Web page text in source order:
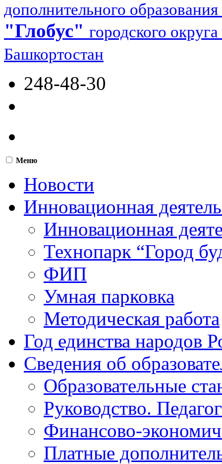
дополнительного образования
"Глобус" городского
Башкортостан
248-48-30
Меню
Новости
Инновационная
Инновационная
Технопарк “Город
ФИП
Умная парковка
Методическая работа
Год единства народов
Сведения об
Образовательные
Руководство.
Финансово-
Платные